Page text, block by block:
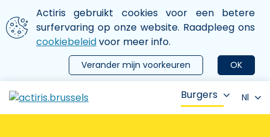
Aller au contenu principal
We gebruiken cookies
Actiris gebruikt cookies voor een betere
surfervaring op onze website. Raadpleeg ons
cookiebeleidvoor meer info.
OK
Verander mijn voorkeuren
le menu
Burgers Nl